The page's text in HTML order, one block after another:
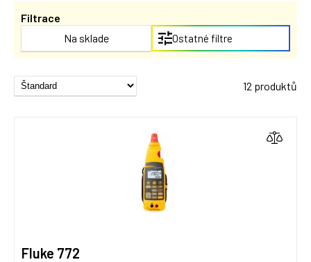
Filtrace
Na sklade
Ostatné filtre
12 produktů
Fluke 772